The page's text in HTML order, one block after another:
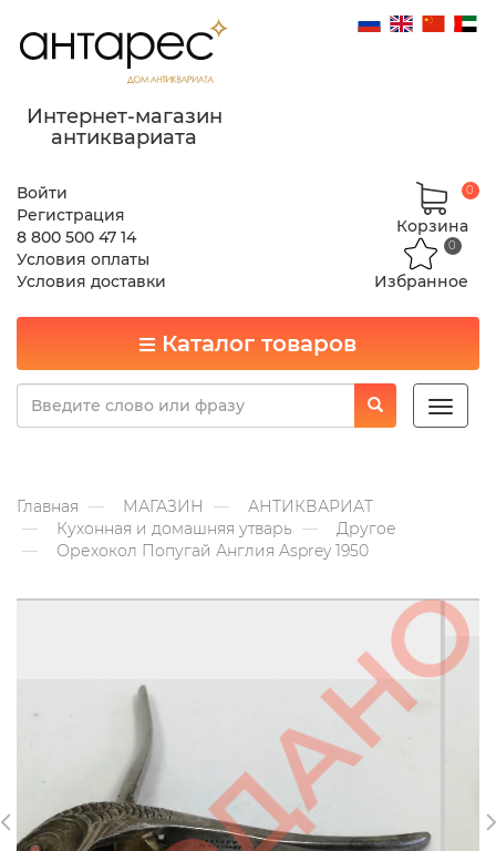
Интернет-магазин
антиквариата
Войти
Регистрация
8 800 500 47 14
Условия оплаты
Условия доставки
Корзина
0
Избранное
0
Каталог товаров
Toggle
Главная МАГАЗИН
АНТИКВАРИАТ
Кухонная и домашняя утварь
Другое
Орехокол Попугай Англия Asprey 1950